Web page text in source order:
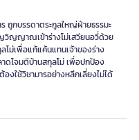
ถูกบรรดาตระกูลใหญ่ฝ่ายธรรมะ
ญญาณเข้าร่างโม่เสวียนอวี่ด้วย
โม่เพื่อแก้แค้นแทนเจ้าของร่าง
ดโจมตีบ้านสกุลโม่ เพื่อปกป้อง
งใช้วิชามารอย่างหลีกเลี่ยงไม่ได้